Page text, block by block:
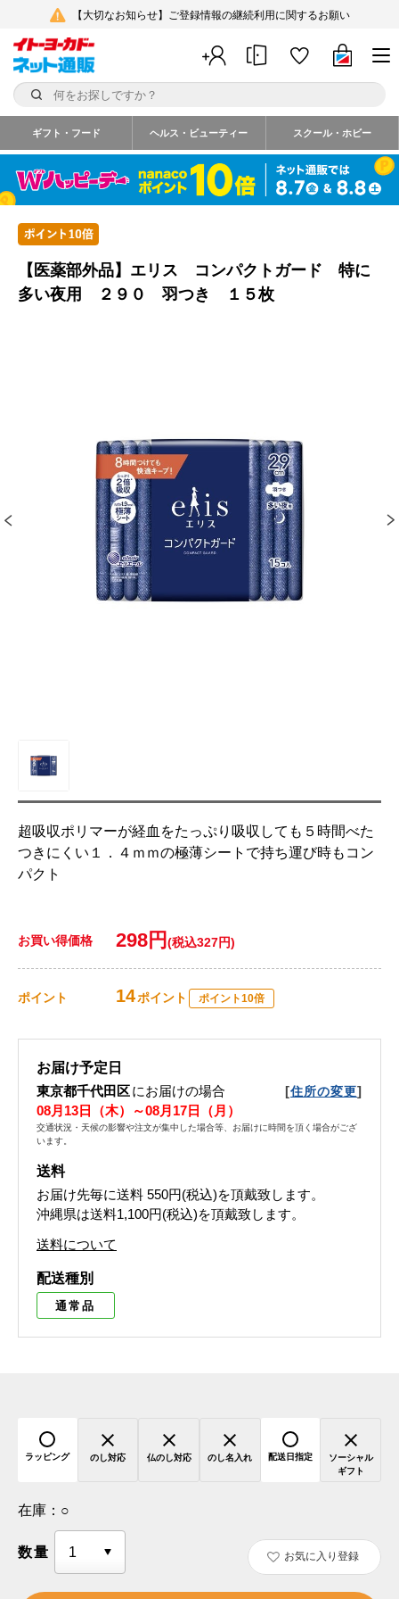
【大切なお知らせ】ご登録情報の継続利用に関するお願い
ギフト・フード ヘルス・ビューティー スクール・ホビー
【医薬部外品】エリス コンパクトガード 特に
多い夜用 ２９０ 羽つき １５枚
超吸収ポリマーが経血をたっぷり吸収しても５時間べた
つきにくい１．４ｍｍの極薄シートで持ち運び時もコン
パクト
お買い得価格 298円 (税込327円)
ポイント 14ポイント ポイント10倍
お届け予定日
東京都千代田区にお届けの場合 [住所の変更]
08月13日（木）～08月17日（月）
交通状況・天候の影響や注文が集中した場合等、お届けに時間を頂く場合がござ
います。
送料
お届け先毎に送料 550円(税込)を頂戴致します。
沖縄県は送料1,100円(税込)を頂戴致します。
送料について
配送種別
通常品
ラッピング のし対応 仏のし対応 のし名入れ 配送日指定
ソーシャル
ギフト
在庫： ○
数量 お気に入り登録